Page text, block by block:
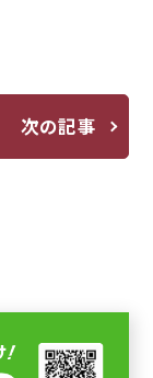
次の記事